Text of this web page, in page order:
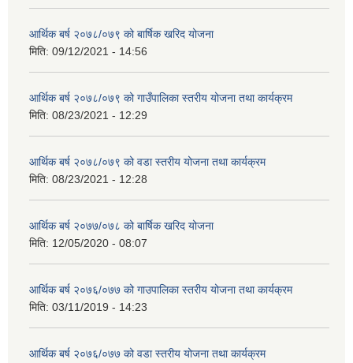
आर्थिक बर्ष २०७८/०७९ को बार्षिक खरिद योजना
मिति: 09/12/2021 - 14:56
आर्थिक बर्ष २०७८/०७९ को गाउँपालिका स्तरीय योजना तथा कार्यक्रम
मिति: 08/23/2021 - 12:29
आर्थिक बर्ष २०७८/०७९ को वडा स्तरीय योजना तथा कार्यक्रम
मिति: 08/23/2021 - 12:28
आर्थिक बर्ष २०७७/०७८ को बार्षिक खरिद योजना
मिति: 12/05/2020 - 08:07
आर्थिक बर्ष २०७६/०७७ को गाउपालिका स्तरीय योजना तथा कार्यक्रम
मिति: 03/11/2019 - 14:23
आर्थिक बर्ष २०७६/०७७ को वडा स्तरीय योजना तथा कार्यक्रम